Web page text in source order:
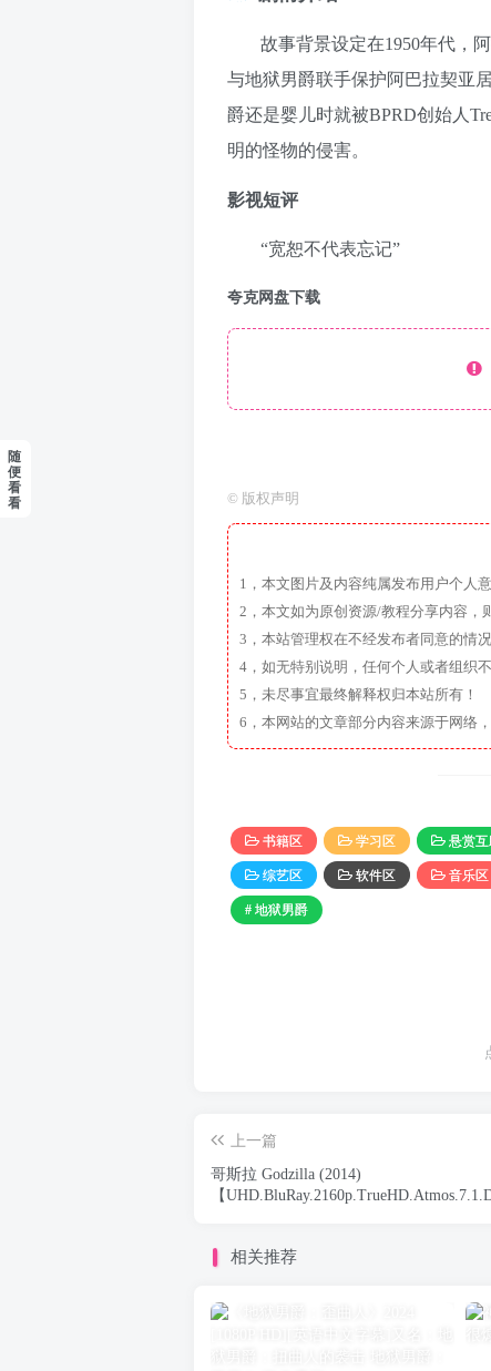
故事背景设定在1950年代，
与地狱男爵联手保护阿巴拉契亚
爵还是婴儿时就被BPRD创始人
明的怪物的侵害。
影视短评
“宽恕不代表忘记”
夸克网盘下载
© 版权声明
1，本文图片及内容纯属发布用户个人
2，本文如为原创资源/教程分享内容，
3，本站管理权在不经发布者同意的情
4，如无特别说明，任何个人或者组织
5，未尽事宜最终解释权归本站所有！
6，本网站的文章部分内容来源于网络
书籍区 学习区 悬赏互
综艺区 软件区 音乐区
# 地狱男爵
上一篇
哥斯拉 Godzilla (2014)
【
相关推荐
随
便
看
看